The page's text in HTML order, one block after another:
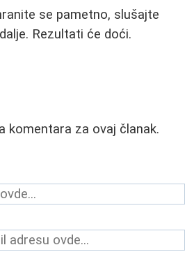
se pametno, slušajte
Rezultati će doći.
komentara za ovaj članak.